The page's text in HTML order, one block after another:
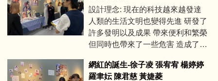
設計理念: 現在的科技越來越發達
人類的生活文明也變得先進 研發了
許多發明以及成果 帶來便利和繁榮
但同時也帶來了一些危害 造成了許
網紅的誕生-徐子凌 張宥宥 楊婷婷
羅聿妘 陳君慈 黃婕菱